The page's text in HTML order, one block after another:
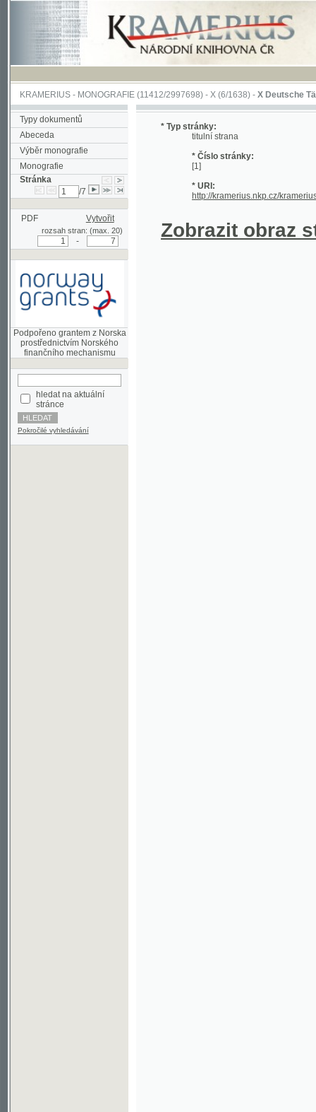
KRAMERIUS-MONOGRAFIE(11412/2997698) -X (6/1638)-X Deutsche Tänze
Typy dokumentů
Abeceda
Výběr monografie
Monografie
Stránka
/7
PDF Vytvořit
rozsah stran: (max. 20)
Podpořeno grantem z Norska
prostřednictvím Norského
hledat na aktuální
stránce
Pokročilé vyhledávání
* Typ stránky:
titulní strana
* Číslo stránky:
* URI: